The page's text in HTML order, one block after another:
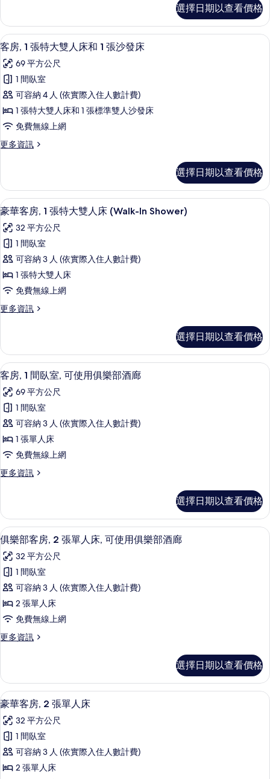
酒
廊
的
所
有
相
片
部
酒
廊
的
詳
情
大
雙
人
床,
陽
台
(Club)
的
所
片
客
房,
1
特
大
人
床,
陽
台
(Club)
選擇日期以查看價格
顯
示
客
房,
1
張
特
大
人
床
和
1
張
沙
發
床
的
相
片
客房, 1 張特大雙人床和 1 張沙發床 |
7
客房, 1 張特大雙人床和 1 張沙發床
69 平方公尺
1 間臥室
可容納 4 人 (依實際入住人數計費)
1 張特大雙人床和 1 張標準雙人沙發床
免費無線上網
更多資訊
更
1
張
特
雙
人
和
張
沙
發
情
選擇日期以查看價格
顯
示
豪
華
客
房,
張
大
雙
人
床
(Walk-
In
Shower)
的
有
片
高級寢具、羽絨被、迷你吧、客房內保
5
豪華客房, 1 張特大雙人床 (Walk-In Shower)
32 平方公尺
1 間臥室
可容納 3 人 (依實際入住人數計費)
1 張特大雙人床
免費無線上網
更多資訊
更
客
房,
1
特
大
人
床
(Walk-
In
Shower)
選擇日期以查看價格
顯
示
客
房,
1
間
臥
室,
使
用
俱
樂
部
酒
廊
的
所
片
高級寢具、羽絨被、迷你吧、客房內保
7
客房, 1 間臥室, 可使用俱樂部酒廊
69 平方公尺
1 間臥室
可容納 3 人 (依實際入住人數計費)
1 張單人床
免費無線上網
更多資訊
更
1
間
臥
可
使
俱
樂
部
酒
廊
選擇日期以查看價格
顯
示
俱
樂
部
客
房,
2
單
人
床,
可
使
用
俱
俱樂部客房, 2 張單人床, 可使用俱樂
8
俱樂部客房, 2 張單人床, 可使用俱樂部酒廊
32 平方公尺
1 間臥室
可容納 3 人 (依實際入住人數計費)
2 張單人床
免費無線上網
更多資訊
更
部
客
房,
張
單
床,
可
選擇日期以查看價格
顯
示
豪
華
客
房,
高級寢具、羽絨被、迷你吧、客房內保
6
豪華客房, 2 張單人床
32 平方公尺
1 間臥室
可容納 3 人 (依實際入住人數計費)
2 張單人床